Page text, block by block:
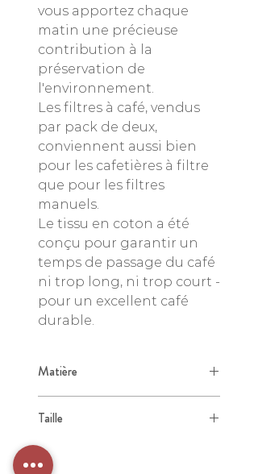
vous apportez chaque
matin une précieuse
contribution à la
préservation de
l'environnement.
Les filtres à café, vendus
par pack de deux,
conviennent aussi bien
pour les cafetières à filtre
que pour les filtres
manuels.
Le tissu en coton a été
conçu pour garantir un
temps de passage du café
ni trop long, ni trop court -
pour un excellent café
durable.
Matière
Taille
Taille 4